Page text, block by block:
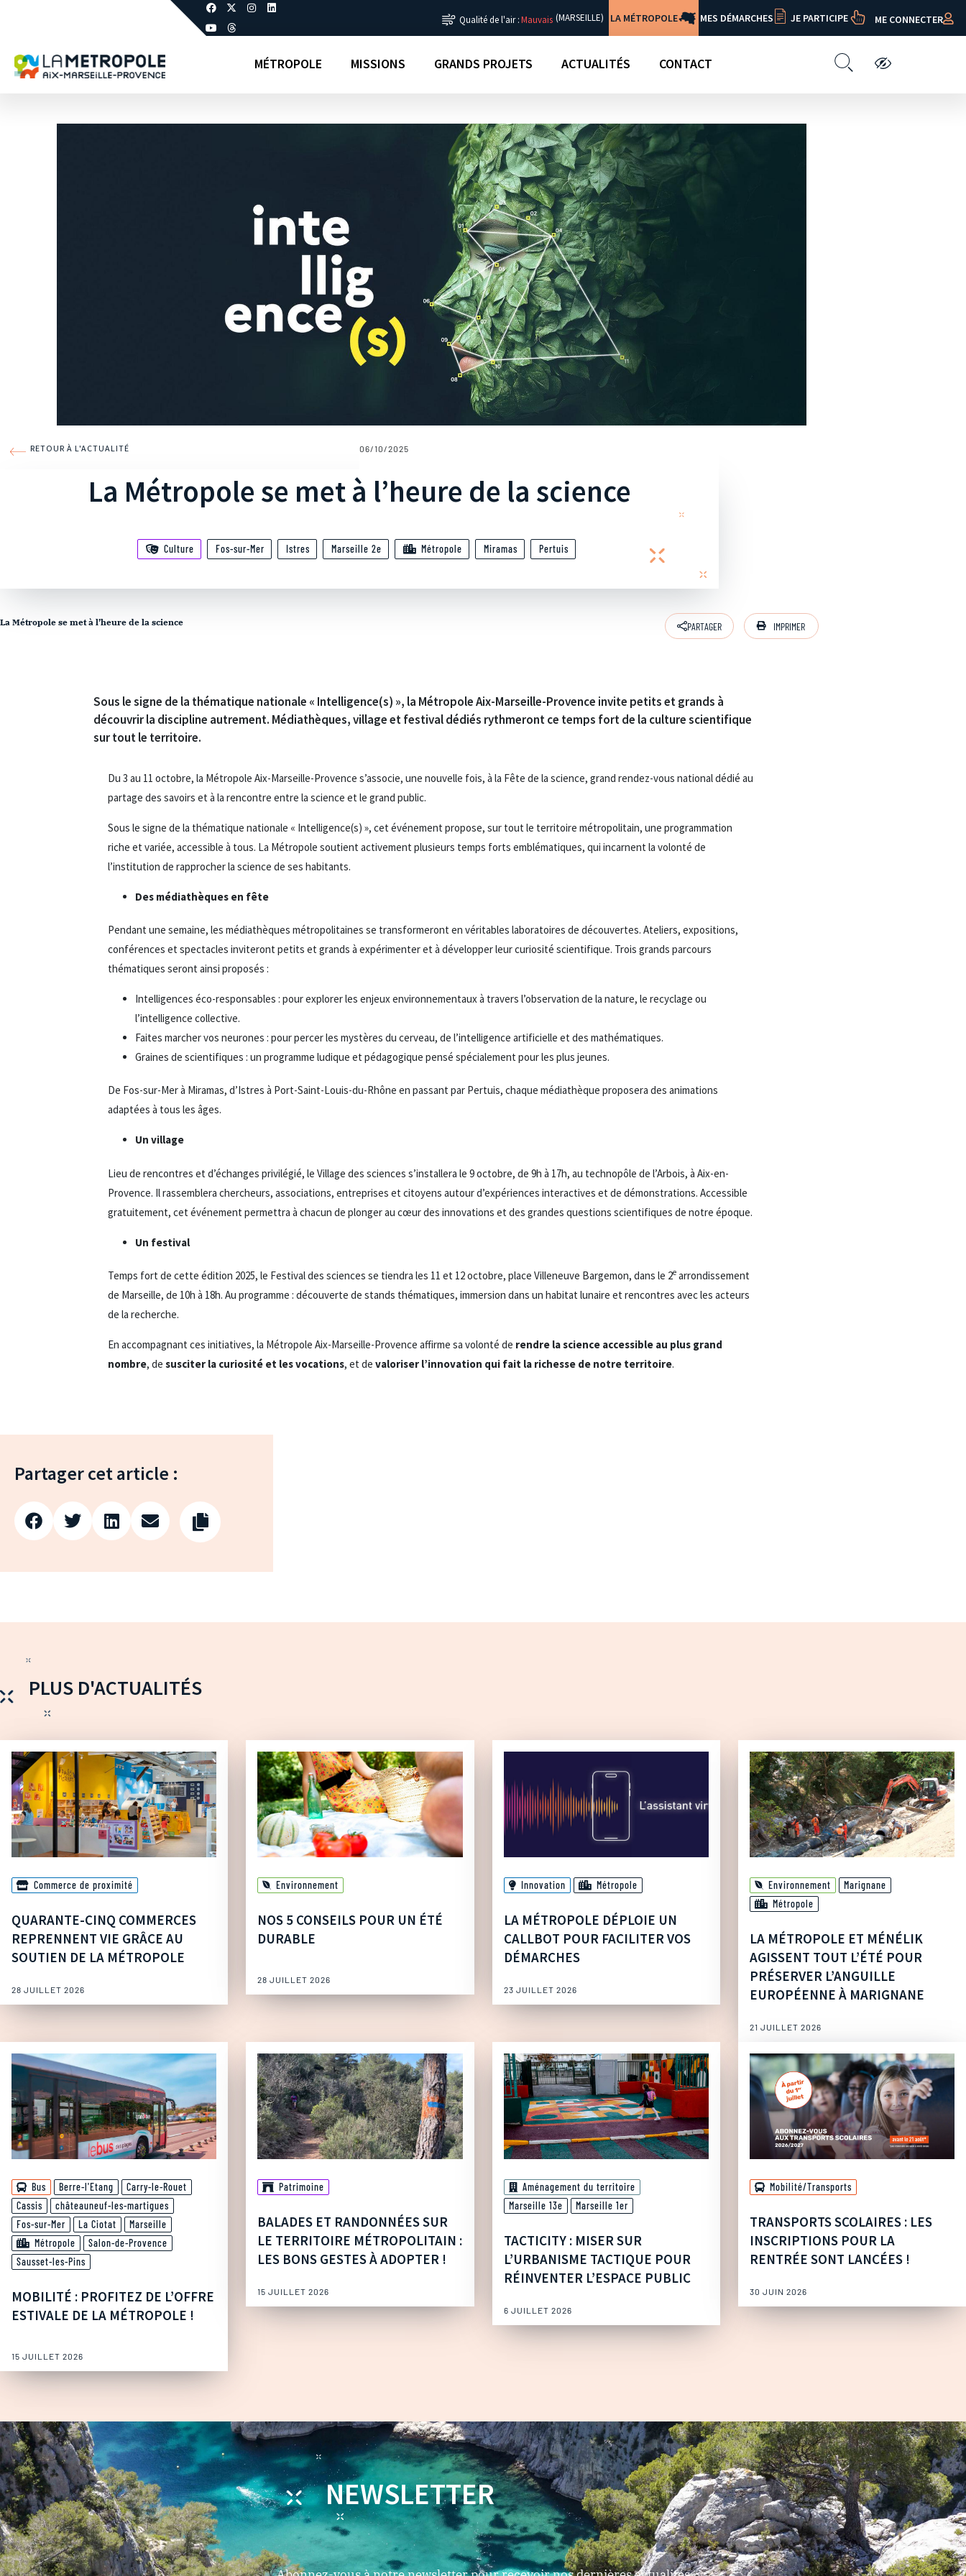
Qualité de l'air :Mauvais (MARSEILLE) LA MÉTROPOLE MES DÉMARCHES JE PARTICIPE ME CONNECTER
MÉTROPOLE MISSIONS GRANDS PROJETS ACTUALITÉS CONTACT
RETOUR À L'ACTUALITÉ 06/10/2025
La Métropole se met à l’heure de la science
Culture Fos-sur-Mer Istres Marseille 2e Métropole Miramas Pertuis
La Métropole se met à l’heure de la science PARTAGER IMPRIMER
Sous le signe de la thématique nationale « Intelligence(s) », la Métropole Aix-Marseille-Provence invite petits et grands à
découvrir la discipline autrement. Médiathèques, village et festival dédiés rythmeront ce temps fort de la culture scientifique
sur tout le territoire.
Du 3 au 11 octobre, la Métropole Aix-Marseille-Provence s’associe, une nouvelle fois, à la Fête de la science, grand rendez-vous national dédié au
partage des savoirs et à la rencontre entre la science et le grand public.
Sous le signe de la thématique nationale « Intelligence(s) », cet événement propose, sur tout le territoire métropolitain, une programmation
riche et variée, accessible à tous. La Métropole soutient activement plusieurs temps forts emblématiques, qui incarnent la volonté de
l’institution de rapprocher la science de ses habitants.
Des médiathèques en fête
Pendant une semaine, les médiathèques métropolitaines se transformeront en véritables laboratoires de découvertes. Ateliers, expositions,
conférences et spectacles inviteront petits et grands à expérimenter et à développer leur curiosité scientifique. Trois grands parcours
thématiques seront ainsi proposés :
Intelligences éco-responsables : pour explorer les enjeux environnementaux à travers l’observation de la nature, le recyclage ou
l’intelligence collective.
Faites marcher vos neurones : pour percer les mystères du cerveau, de l’intelligence artificielle et des mathématiques.
Graines de scientifiques : un programme ludique et pédagogique pensé spécialement pour les plus jeunes.
De Fos-sur-Mer à Miramas, d’Istres à Port-Saint-Louis-du-Rhône en passant par Pertuis, chaque médiathèque proposera des animations
adaptées à tous les âges.
Un village
Lieu de rencontres et d’échanges privilégié, le Village des sciences s’installera le 9 octobre, de 9h à 17h, au technopôle de l’Arbois, à Aix-en-
Provence. Il rassemblera chercheurs, associations, entreprises et citoyens autour d’expériences interactives et de démonstrations. Accessible
gratuitement, cet événement permettra à chacun de plonger au cœur des innovations et des grandes questions scientifiques de notre époque.
Un festival
Temps fort de cette édition 2025, le Festival des sciences se tiendra les 11 et 12 octobre, place Villeneuve Bargemon, dans le 2e arrondissement
de Marseille, de 10h à 18h. Au programme : découverte de stands thématiques, immersion dans un habitat lunaire et rencontres avec les acteurs
de la recherche.
En accompagnant ces initiatives, la Métropole Aix-Marseille-Provence affirme sa volonté de rendre la science accessible au plus grand
nombre, de susciter la curiosité et les vocations, et de valoriser l’innovation qui fait la richesse de notre territoire.
Partager cet article :
PLUS D'ACTUALITÉS
Commerce de proximité
QUARANTE-CINQ COMMERCES
REPRENNENT VIE GRÂCE AU
SOUTIEN DE LA MÉTROPOLE
28 JUILLET 2026
Environnement
NOS 5 CONSEILS POUR UN ÉTÉ
DURABLE
28 JUILLET 2026
Innovation Métropole
LA MÉTROPOLE DÉPLOIE UN
CALLBOT POUR FACILITER VOS
DÉMARCHES
23 JUILLET 2026
Environnement
Marignane
Métropole
LA MÉTROPOLE ET MÉNÉLIK
AGISSENT TOUT L’ÉTÉ POUR
PRÉSERVER L’ANGUILLE
EUROPÉENNE À MARIGNANE
21 JUILLET 2026
Bus Berre-l'Etang
Carry-le-Rouet
Cassis
châteauneuf-les-martigues
Fos-sur-Mer
La Ciotat
Marseille
Métropole
Salon-de-Provence
Sausset-les-Pins
MOBILITÉ : PROFITEZ DE L’OFFRE
ESTIVALE DE LA MÉTROPOLE !
15 JUILLET 2026
Patrimoine
BALADES ET RANDONNÉES SUR
LE TERRITOIRE MÉTROPOLITAIN :
LES BONS GESTES À ADOPTER !
15 JUILLET 2026
Aménagement du territoire
Marseille 13e
Marseille 1er
TACTICITY : MISER SUR
L’URBANISME TACTIQUE POUR
RÉINVENTER L’ESPACE PUBLIC
6 JUILLET 2026
Mobilité/Transports
TRANSPORTS SCOLAIRES : LES
INSCRIPTIONS POUR LA
RENTRÉE SONT LANCÉES !
30 JUIN 2026
NEWSLETTER